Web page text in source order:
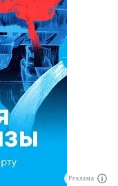
Реклама